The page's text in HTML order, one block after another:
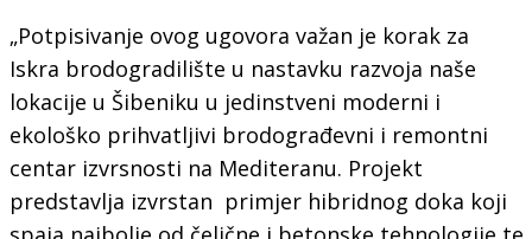
„Potpisivanje ovog ugovora važan je korak za
Iskra brodogradilište u nastavku razvoja naše
lokacije u Šibeniku u jedinstveni moderni i
ekološko prihvatljivi brodograđevni i remontni
centar izvrsnosti na Mediteranu. Projekt
predstavlja izvrstan primjer hibridnog doka koji